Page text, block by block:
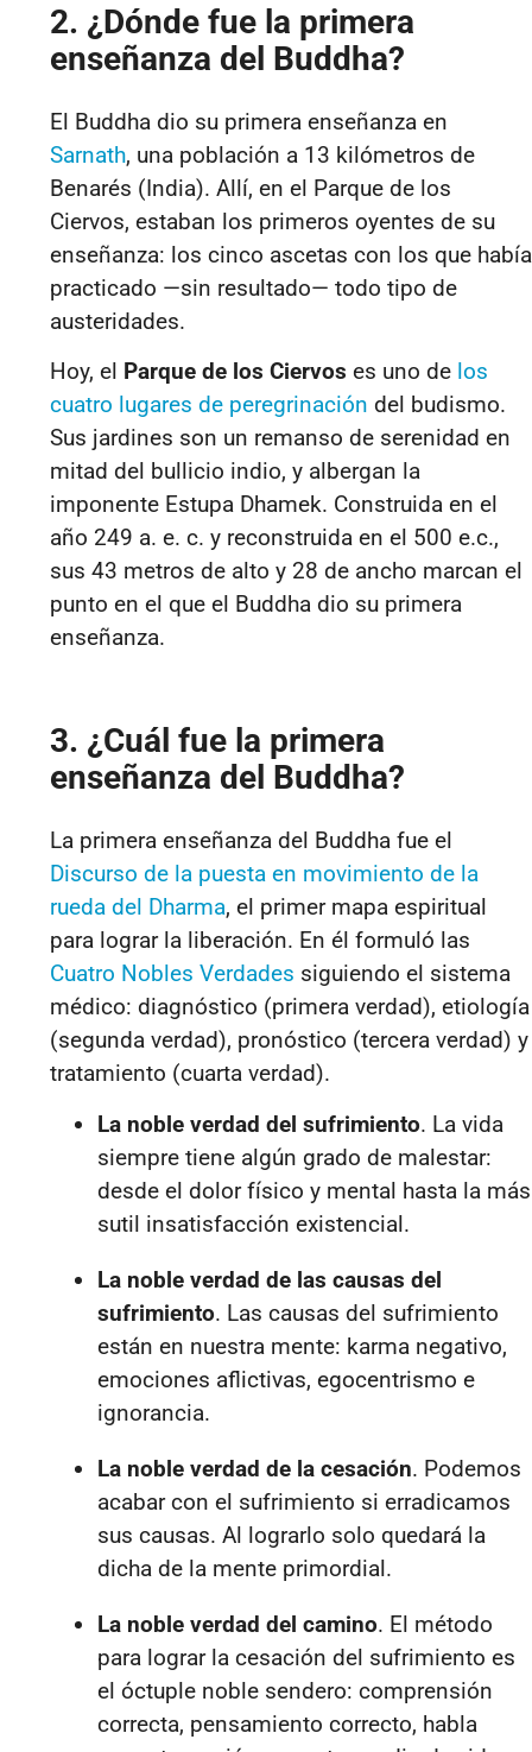
2. ¿Dónde fue la primera
enseñanza del Buddha?
El Buddha dio su primera enseñanza en
Sarnath, una población a 13 kilómetros de
Benarés (India). Allí, en el Parque de los
Ciervos, estaban los primeros oyentes de su
enseñanza: los cinco ascetas con los que había
practicado —sin resultado— todo tipo de
austeridades.
Hoy, el Parque de los Ciervos es uno de los
cuatro lugares de peregrinación del budismo.
Sus jardines son un remanso de serenidad en
mitad del bullicio indio, y albergan la
imponente Estupa Dhamek. Construida en el
año 249 a. e. c. y reconstruida en el 500 e.c.,
sus 43 metros de alto y 28 de ancho marcan el
punto en el que el Buddha dio su primera
enseñanza.
3. ¿Cuál fue la primera
enseñanza del Buddha?
La primera enseñanza del Buddha fue el
Discurso de la puesta en movimiento de la
rueda del Dharma, el primer mapa espiritual
para lograr la liberación. En él formuló las
Cuatro Nobles Verdades siguiendo el sistema
médico: diagnóstico (primera verdad), etiología
(segunda verdad), pronóstico (tercera verdad) y
tratamiento (cuarta verdad).
La noble verdad del sufrimiento. La vida
siempre tiene algún grado de malestar:
desde el dolor físico y mental hasta la más
sutil insatisfacción existencial.
La noble verdad de las causas del
sufrimiento. Las causas del sufrimiento
están en nuestra mente: karma negativo,
emociones aflictivas, egocentrismo e
ignorancia.
La noble verdad de la cesación. Podemos
acabar con el sufrimiento si erradicamos
sus causas. Al lograrlo solo quedará la
dicha de la mente primordial.
La noble verdad del camino. El método
para lograr la cesación del sufrimiento es
el óctuple noble sendero: comprensión
correcta, pensamiento correcto, habla